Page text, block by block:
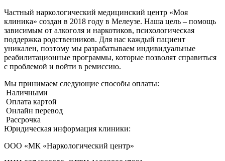
Частный наркологический медицинский центр «Моя
клиника» создан в 2018 году в Мелеузе. Наша цель – помощь
зависимым от алкоголя и наркотиков, психологическая
поддержка родственников. Для нас каждый пациент
уникален, поэтому мы разрабатываем индивидуальные
реабилитационные программы, которые позволят справиться
с проблемой и войти в ремиссию.
Мы принимаем следующие способы оплаты:
Наличными
Оплата картой
Онлайн перевод
Рассрочка
Юридическая информация клиники:
ООО «МК «Наркологический центр»